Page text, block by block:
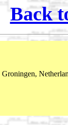
Back